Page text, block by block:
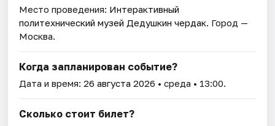
Место проведения: Интерактивный
политехнический музей Дедушкин чердак. Город —
Москва.
Когда запланирован событие?
Дата и время:26 августа 2026 • среда • 13:00.
Сколько стоит билет?